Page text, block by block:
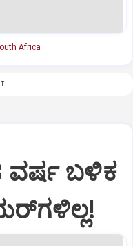
Africa
ವರ್ಷ ಬಳಿಕ